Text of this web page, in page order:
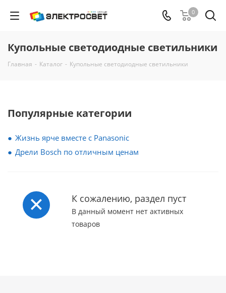
0
Купольные светодиодные светильники
Главная - Каталог - Купольные светодиодные светильники
Популярные категории
Жизнь ярче вместе с Panasonic
Дрели Bosch по отличным ценам
К сожалению, раздел пуст
В данный момент нет активных
товаров